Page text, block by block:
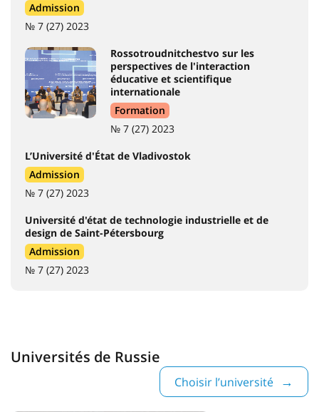
Admission
№ 7 (27) 2023
Rossotroudnitchestvo sur les
perspectives de l'interaction
éducative et scientifique
internationale
Formation
№ 7 (27) 2023
L’Université d'État de Vladivostok
Admission
№ 7 (27) 2023
Université d'état de technologie industrielle et de
design de Saint-Pétersbourg
Admission
№ 7 (27) 2023
Universités de Russie
Choisir l’université